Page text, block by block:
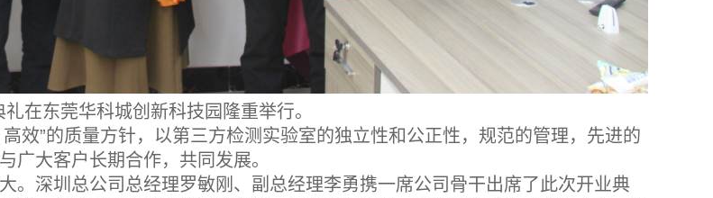
在东莞华科城创新科技园隆重举行。
效”的质量方针，以第三方检测实验室的独立性和公正性，规范的管理，先进的
广大客户长期合作，共同发展。
。深圳总公司总经理罗敏刚、副总经理李勇携一席公司骨干出席了此次开业典